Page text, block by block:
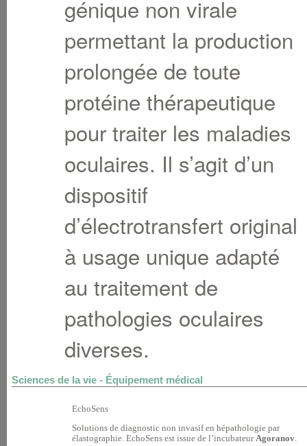
génique non virale
permettant la production
prolongée de toute
protéine thérapeutique
pour traiter les maladies
oculaires. Il s’agit d’un
dispositif
d’électrotransfert original
à usage unique adapté
au traitement de
pathologies oculaires
diverses.
Sciences de la vie - Équipement médical
EchoSens
Solutions de diagnostic non invasif en hépathologie par
élastographie. EchoSens est issue de l’incubateurAgoranov.